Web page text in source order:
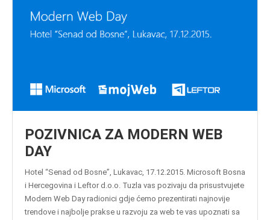
POZIVNICA ZA MODERN WEB
DAY
Hotel “Senad od Bosne”, Lukavac, 17.12.2015. Microsoft Bosna
i Hercegovina i Leftor d.o.o. Tuzla vas pozivaju da prisustvujete
Modern Web Day radionici gdje ćemo prezentirati najnovije
trendove i najbolje prakse u razvoju za web te vas upoznati sa